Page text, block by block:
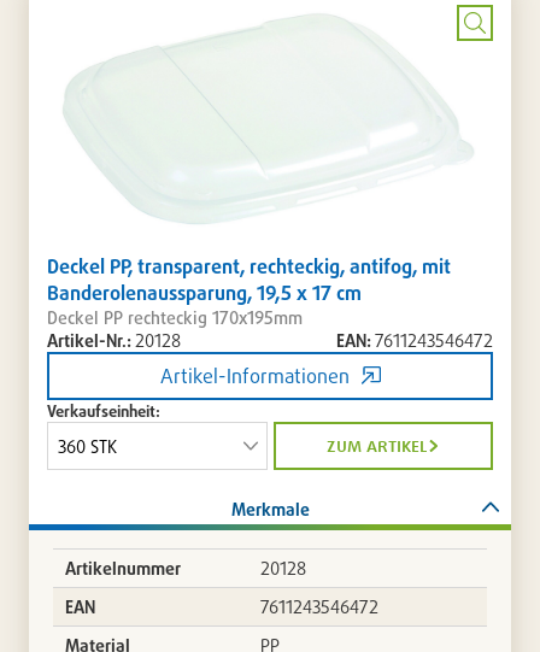
/
Bild
Deckel PP, transparent, rechteckig, antifog, mit
Banderolenaussparung, 19,5 x 17 cm
Deckel PP rechteckig 170x195mm
Artikel-Nr.: 20128 EAN:7611243546472
Artikel-Informationen
Verkaufseinheit:
zum artikel
Merkmale
Artikelnummer
20128
EAN
7611243546472
Material
PP